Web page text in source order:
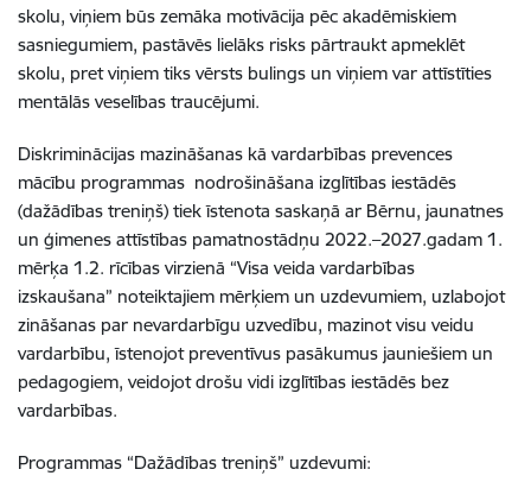
skolu, viņiem būs zemāka motivācija pēc akadēmiskiem
sasniegumiem, pastāvēs lielāks risks pārtraukt apmeklēt
skolu, pret viņiem tiks vērsts bulings un viņiem var attīstīties
mentālās veselības traucējumi.
Diskriminācijas mazināšanas kā vardarbības prevences
mācību programmas nodrošināšana izglītības iestādēs
(dažādības treniņš) tiek īstenota saskaņā ar Bērnu, jaunatnes
un ģimenes attīstības pamatnostādņu 2022.–2027.gadam 1.
mērķa 1.2. rīcības virzienā “Visa veida vardarbības
izskaušana” noteiktajiem mērķiem un uzdevumiem, uzlabojot
zināšanas par nevardarbīgu uzvedību, mazinot visu veidu
vardarbību, īstenojot preventīvus pasākumus jauniešiem un
pedagogiem, veidojot drošu vidi izglītības iestādēs bez
vardarbības.
Programmas “Dažādības treniņš” uzdevumi: